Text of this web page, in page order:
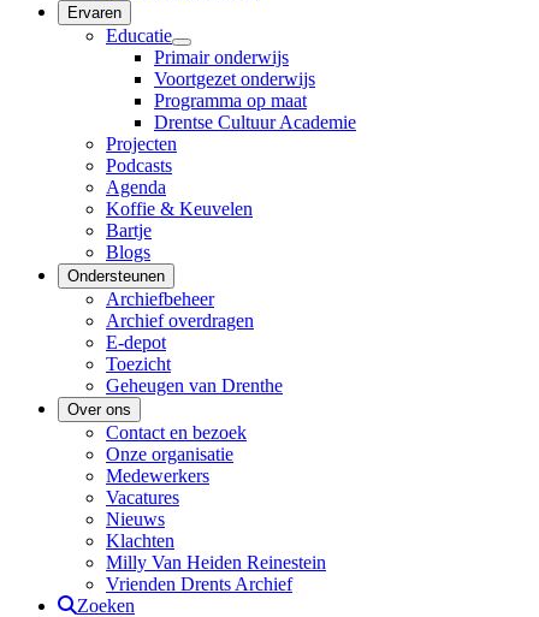
Ervaren
Educatie
Primair onderwijs
Voortgezet onderwijs
Programma op maat
Drentse Cultuur Academie
Projecten
Podcasts
Agenda
Koffie & Keuvelen
Bartje
Blogs
Ondersteunen
Archiefbeheer
Archief overdragen
E-depot
Toezicht
Geheugen van Drenthe
Over ons
Contact en bezoek
Onze organisatie
Medewerkers
Vacatures
Nieuws
Klachten
Milly Van Heiden Reinestein
Vrienden Drents Archief
Zoeken